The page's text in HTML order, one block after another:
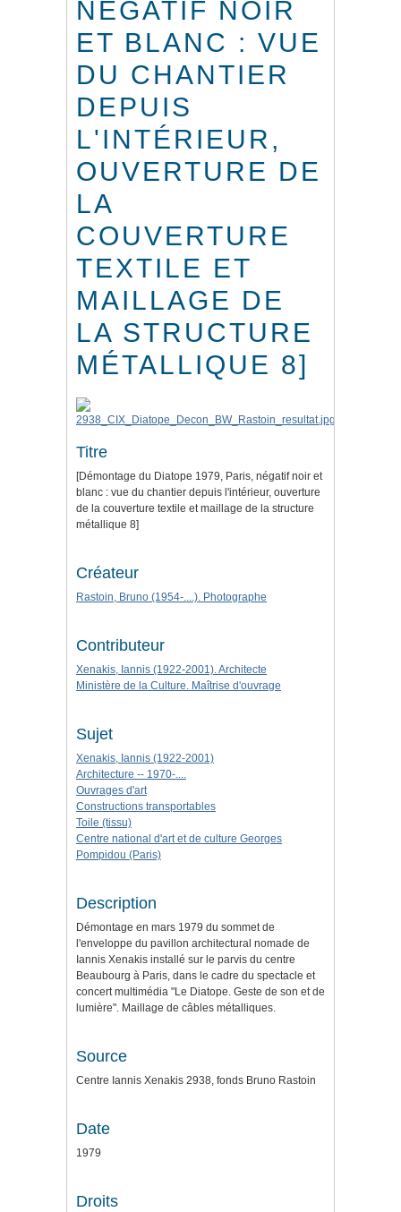
NÉGATIF NOIR
ET BLANC : VUE
DU CHANTIER
DEPUIS
L'INTÉRIEUR,
OUVERTURE DE
LA
COUVERTURE
TEXTILE ET
MAILLAGE DE
LA STRUCTURE
MÉTALLIQUE 8]
Titre
[Démontage du Diatope 1979, Paris, négatif noir et
blanc : vue du chantier depuis l'intérieur, ouverture
de la couverture textile et maillage de la structure
métallique 8]
Créateur
Rastoin, Bruno (1954-....). Photographe
Contributeur
Xenakis, Iannis (1922-2001). Architecte
Ministère de la Culture. Maîtrise d'ouvrage
Sujet
Xenakis, Iannis (1922-2001)
Architecture -- 1970-....
Ouvrages d'art
Constructions transportables
Toile (tissu)
Centre national d'art et de culture Georges
Pompidou (Paris)
Description
Démontage en mars 1979 du sommet de
l'enveloppe du pavillon architectural nomade de
Iannis Xenakis installé sur le parvis du centre
Beaubourg à Paris, dans le cadre du spectacle et
concert multimédia "Le Diatope. Geste de son et de
lumière". Maillage de câbles métalliques.
Source
Centre Iannis Xenakis 2938, fonds Bruno Rastoin
Date
1979
Droits